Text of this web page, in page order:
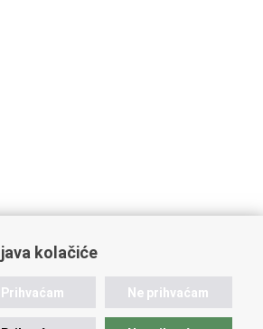
kolačiće
Prihvaćam Ne prihvaćam